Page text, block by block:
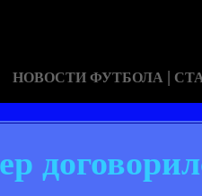
НОВОСТИ ФУТБОЛА |